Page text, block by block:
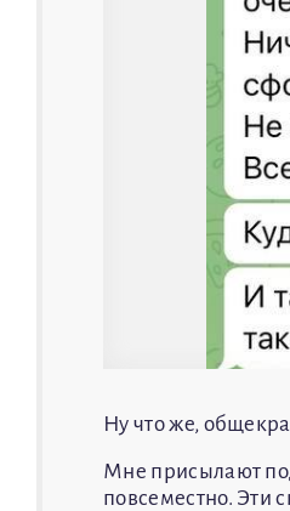
Ну что же,
Мне присылают
повсеместно. Эти